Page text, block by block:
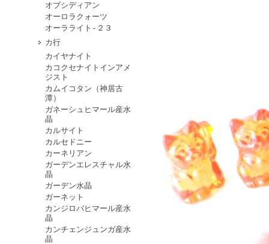
オブシディアン
オーロラクォーツ
オーラライト-２３
カ行
カイヤナイト
カコクセナイトインアメ
ジスト
カムイコタン（神居古
潭）
ガネーシュヒマール産水
晶
カルサイト
カルセドニー
カーネリアン
ガーデンエレスチャル水
晶
ガーデン水晶
ガーネット
カンジロバヒマール産水
晶
カンチェンジュンガ産水
晶